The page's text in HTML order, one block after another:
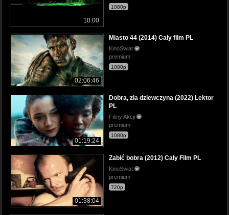
10:00
1080p
02:06:46
Miasto 44 (2014) Cały film PL
KinoSwiat
premium
1080p
01:19:24
Dobra, zła dziewczyna (2022) Lektor
PL
Filmy Akcji
premium
1080p
01:38:04
Zabić bobra (2012) Cały Film PL
KinoSwiat
premium
720p